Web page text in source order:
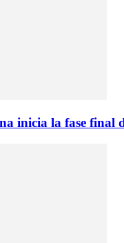
inicia la fase final